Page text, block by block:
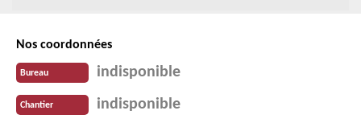
Nos coordonnées
Bureau indisponible
Chantier indisponible